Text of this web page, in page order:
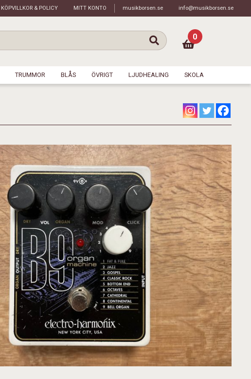
KÖPVILLKOR & POLICY MITT KONTO musikborsen.se info@musikborsen.se
0
TRUMMOR BLÅS ÖVRIGT LJUDHEALING SKOLA